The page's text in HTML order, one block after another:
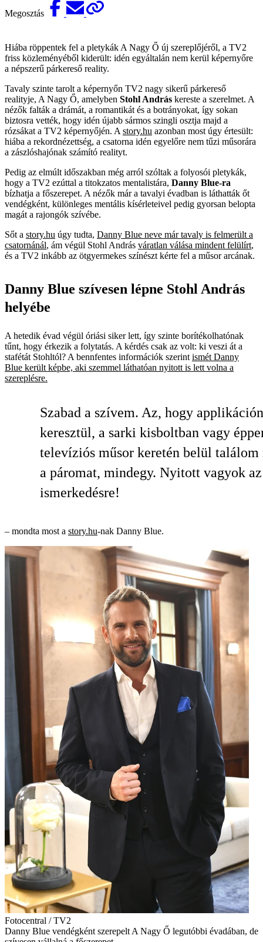
Megosztás
Hiába röppentek fel a pletykák A Nagy Ő új szereplőjéről, a TV2
friss közleményéből kiderült: idén egyáltalán nem kerül képernyőre
a népszerű párkereső reality.
Tavaly szinte tarolt a képernyőn TV2 nagy sikerű párkereső
realityje, A Nagy Ő, amelyben Stohl András kereste a szerelmet. A
nézők falták a drámát, a romantikát és a botrányokat, így sokan
biztosra vették, hogy idén újabb sármos szingli osztja majd a
rózsákat a TV2 képernyőjén. A story.hu azonban most úgy értesült:
hiába a rekordnézettség, a csatorna idén egyelőre nem tűzi műsorára
a zászlóshajónak számító realityt.
Pedig az elmúlt időszakban még arról szóltak a folyosói pletykák,
hogy a TV2 ezúttal a titokzatos mentalistára, Danny Blue-ra
bízhatja a főszerepet. A nézők már a tavalyi évadban is láthatták őt
vendégként, különleges mentális kísérleteivel pedig gyorsan belopta
magát a rajongók szívébe.
Sőt a story.hu úgy tudta, Danny Blue neve már tavaly is felmerült a
csatornánál, ám végül Stohl András váratlan válása mindent felülírt,
és a TV2 inkább az ötgyermekes színészt kérte fel a műsor arcának.
Danny Blue szívesen lépne Stohl András
helyébe
A hetedik évad végül óriási siker lett, így szinte borítékolhatónak
tűnt, hogy érkezik a folytatás. A kérdés csak az volt: ki veszi át a
stafétát Stohltól? A bennfentes információk szerint ismét Danny
Blue került képbe, aki szemmel láthatóan nyitott is lett volna a
szereplésre.
Szabad a szívem. Az, hogy applikáción
keresztül, a sarki kisboltban vagy
televíziós műsor keretén belül találom
a páromat, mindegy. Nyitott vagyok az
ismerkedésre!
– mondta most a story.hu-nak Danny Blue.
Fotocentral / TV2
Danny Blue vendégként szerepelt A Nagy Ő legutóbbi évadában, de